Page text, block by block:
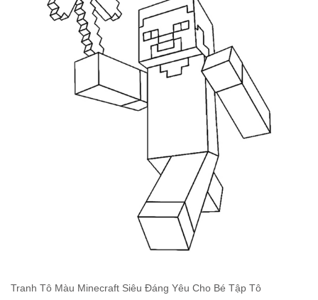
Tranh Tô Màu Minecraft Siêu Đáng Yêu Cho Bé Tập Tô